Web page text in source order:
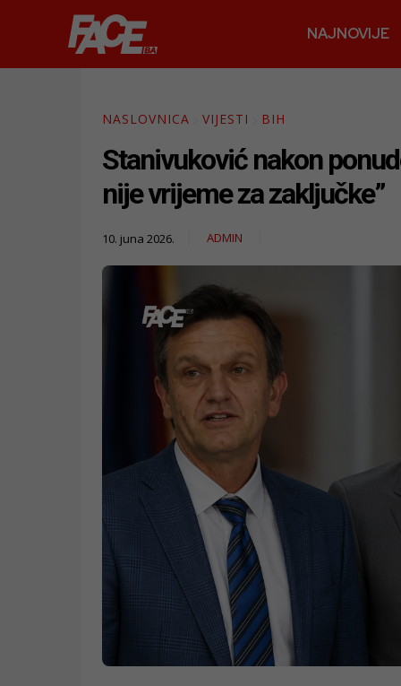
NAJNOVIJE
NASLOVNICA VIJESTI BIH
Stanivuković nakon
nije vrijeme za zaključke”
10. juna 2026. ADMIN